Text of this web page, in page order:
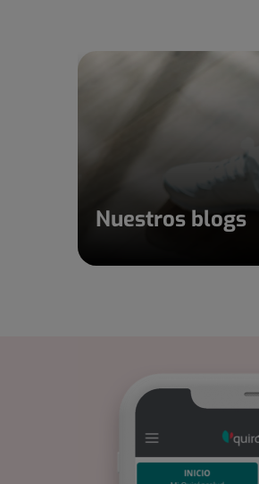
Nuestros blogs